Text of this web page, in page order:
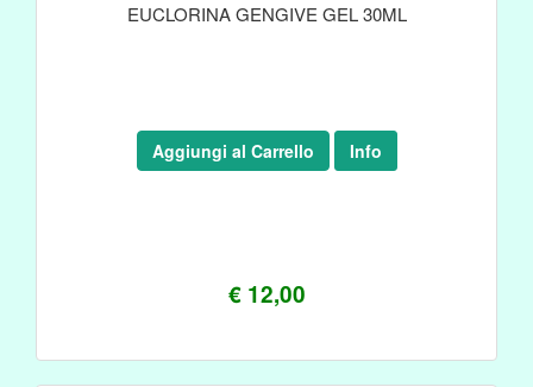
EUCLORINA GENGIVE GEL 30ML
€ 12,00
Aggiungi al Carrello Info